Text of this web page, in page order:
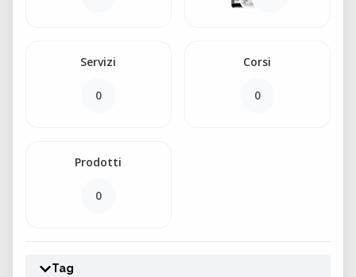
Servizi
0
Corsi
0
Prodotti
0
Tag